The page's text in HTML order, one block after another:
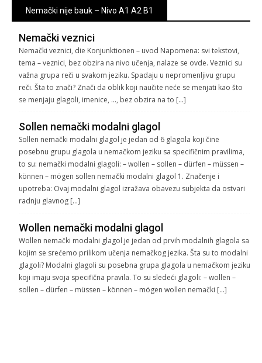
Nemački nije bauk – Nivo A1 A2 B1
Nemački veznici
Nemački veznici, die Konjunktionen – uvod Napomena: svi tekstovi,
tema – veznici, bez obzira na nivo učenja, nalaze se ovde. Veznici su
važna grupa reči u svakom jeziku. Spadaju u nepromenljivu grupu
reči. Šta to znači? Znači da oblik koji naučite neće se menjati kao što
se menjaju glagoli, imenice, …, bez obzira na to […]
Sollen nemački modalni glagol
Sollen nemački modalni glagol je jedan od 6 glagola koji čine
posebnu grupu glagola u nemačkom jeziku sa specifičnim pravilima,
to su: nemački modalni glagoli: – wollen – sollen – dürfen – müssen –
können – mögen sollen nemački modalni glagol 1. Značenje i
upotreba: Ovaj modalni glagol izražava obavezu subjekta da ostvari
radnju glavnog […]
Wollen nemački modalni glagol
Wollen nemački modalni glagol je jedan od prvih modalnih glagola sa
kojim se srećemo prilikom učenja nemačkog jezika. Šta su to modalni
glagoli? Modalni glagoli su posebna grupa glagola u nemačkom jeziku
koji imaju svoja specifična pravila. To su sledeći glagoli: – wollen –
sollen – dürfen – müssen – können – mögen wollen nemački […]